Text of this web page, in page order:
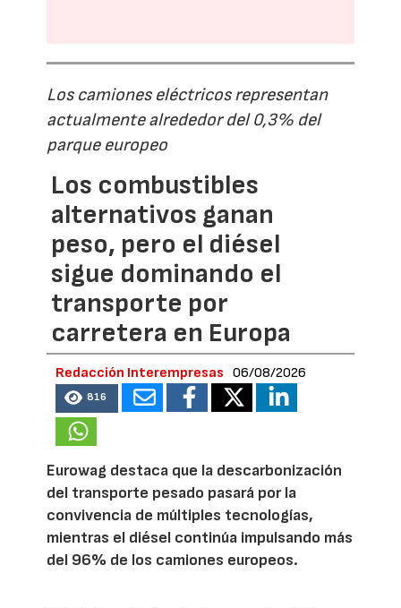
Los camiones eléctricos representan
actualmente alrededor del 0,3% del
parque europeo
Los combustibles
alternativos ganan
peso, pero el diésel
sigue dominando el
transporte por
carretera en Europa
Redacción Interempresas 06/08/2026
816
Eurowag destaca que la descarbonización
del transporte pesado pasará por la
convivencia de múltiples tecnologías,
mientras el diésel continúa impulsando más
del 96% de los camiones europeos.